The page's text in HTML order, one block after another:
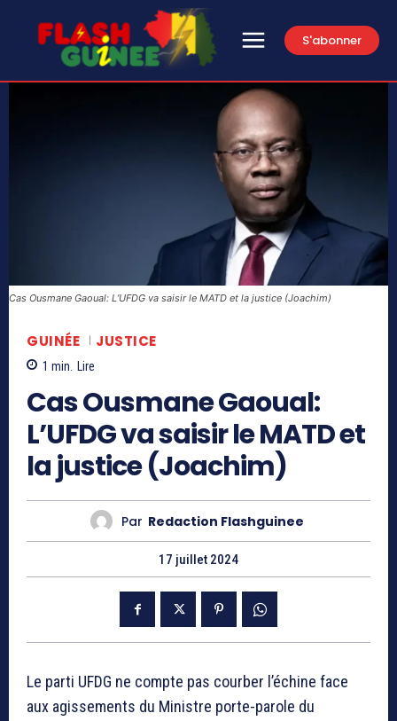
S'abonner
Cas Ousmane Gaoual: L’UFDG va saisir le MATD et la justice (Joachim)
GUINÉE JUSTICE
1 min. Lire
Cas Ousmane Gaoual:
L’UFDG va saisir le MATD et
la justice (Joachim)
Par Redaction Flashguinee
17 juillet 2024
Le parti UFDG ne compte pas courber l’échine face
aux agissements du Ministre porte-parole du